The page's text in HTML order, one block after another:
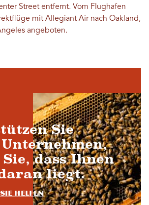
Street entfernt. Vom Flughafen
mit Allegiant Air nach Oakland,
angeboten.
Sie
dass Ihnen
liegt.
helfen